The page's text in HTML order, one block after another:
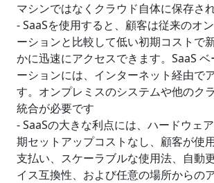
マシンではなくクラウド自体に保存さ
- SaaSを使用すると、顧客は従来のオ
ーションと比較して低い初期コストで
かに迅速にアクセスできます。SaaS
ーションには、インターネット経由で
す。オンプレミスのシステムや他のク
統合が必要です
- SaaSの大きな利点には、ハードウェ
期セットアップコストなし、顧客が使
支払い、スケーラブルな使用法、自動
イス互換性、および任意の場所からの